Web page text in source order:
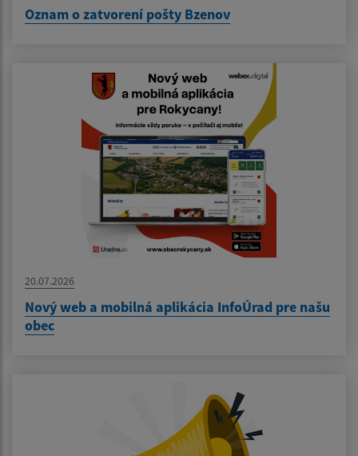
Oznam o zatvorení pošty Bzenov
20.07.2026
Nový web a mobilná aplikácia InfoÚrad pre našu
obec